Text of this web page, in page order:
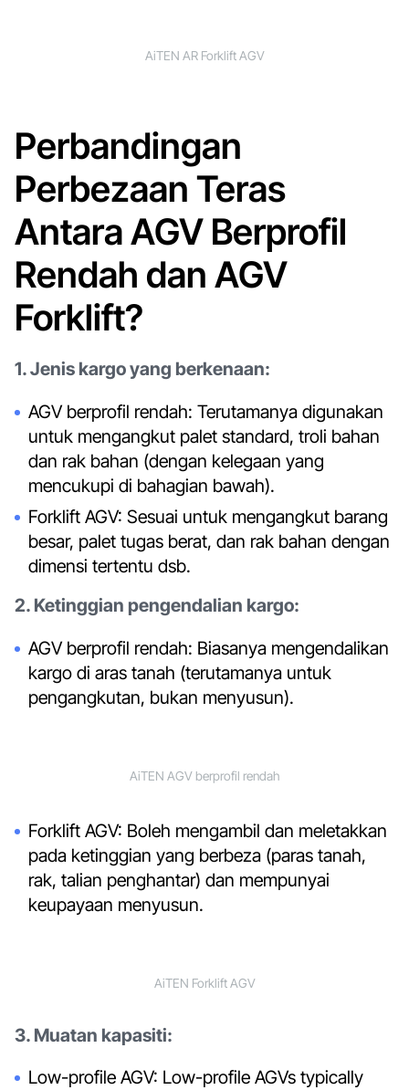
AiTEN AR Forklift AGV
Perbandingan
Perbezaan Teras
Antara AGV Berprofil
Rendah dan AGV
Forklift?
1. Jenis kargo yang berkenaan:
AGV berprofil rendah: Terutamanya digunakan
untuk mengangkut palet standard, troli bahan
dan rak bahan (dengan kelegaan yang
mencukupi di bahagian bawah).
Forklift AGV: Sesuai untuk mengangkut barang
besar, palet tugas berat, dan rak bahan dengan
dimensi tertentu dsb.
2. Ketinggian pengendalian kargo:
AGV berprofil rendah: Biasanya mengendalikan
kargo di aras tanah (terutamanya untuk
pengangkutan, bukan menyusun).
AiTEN AGV berprofil rendah
Forklift AGV: Boleh mengambil dan meletakkan
pada ketinggian yang berbeza (paras tanah,
rak, talian penghantar) dan mempunyai
keupayaan menyusun.
AiTEN Forklift AGV
3. Muatan kapasiti:
Low-profile AGV: Low-profile AGVs typically